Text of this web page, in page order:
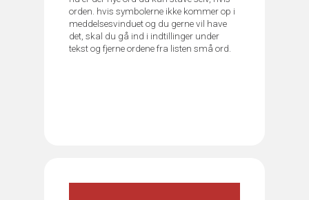
orden. hvis symbolerne ikke kommer op i
meddelsesvinduet og du gerne vil have
det, skal du gå ind i indtillinger under
tekst og fjerne ordene fra listen små ord.